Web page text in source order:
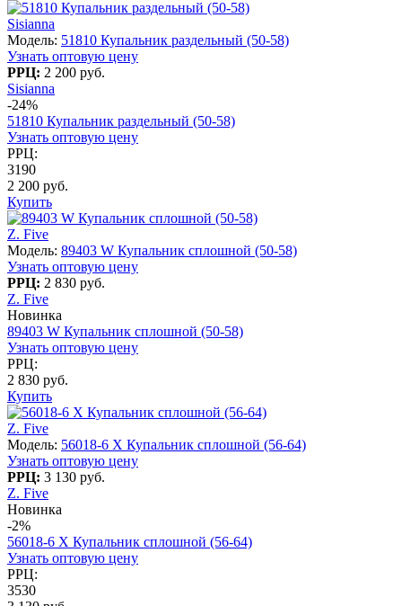
Sisianna
Модель: 51810 Купальник раздельный (50-58)
Узнать оптовую цену
РРЦ: 2 200 руб.
Sisianna
-24%
51810 Купальник раздельный (50-58)
Узнать оптовую цену
РРЦ:
3190
2 200 руб.
Купить
Z. Five
Модель: 89403 W Купальник сплошной (50-58)
Узнать оптовую цену
РРЦ: 2 830 руб.
Z. Five
Новинка
89403 W Купальник сплошной (50-58)
Узнать оптовую цену
РРЦ:
2 830 руб.
Купить
Z. Five
Модель: 56018-6 X Купальник сплошной (56-64)
Узнать оптовую цену
РРЦ: 3 130 руб.
Z. Five
Новинка
-2%
56018-6 X Купальник сплошной (56-64)
Узнать оптовую цену
РРЦ:
3530